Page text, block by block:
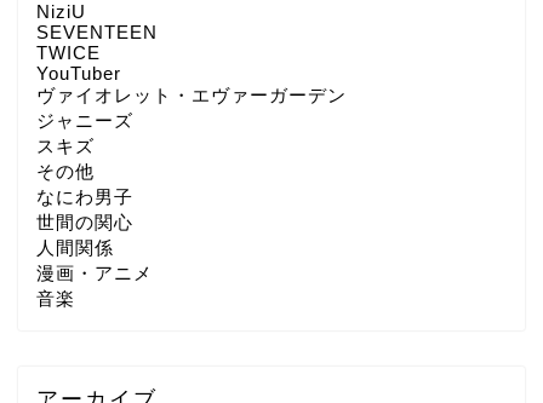
NiziU
SEVENTEEN
TWICE
YouTuber
ヴァイオレット・エヴァーガーデン
ジャニーズ
スキズ
その他
なにわ男子
世間の関心
人間関係
漫画・アニメ
音楽